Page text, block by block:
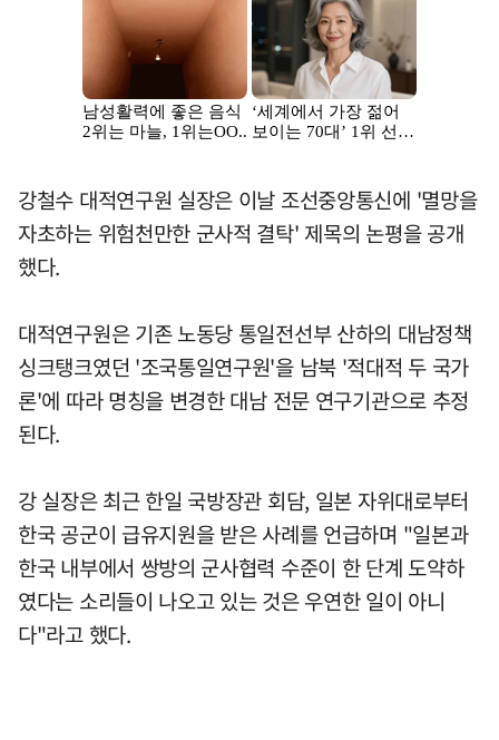
강철수 대적연구원 실장은 이날 조선중앙통신에 '멸망을
자초하는 위험천만한 군사적 결탁' 제목의 논평을 공개
했다.
대적연구원은 기존 노동당 통일전선부 산하의 대남정책
싱크탱크였던 '조국통일연구원'을 남북 '적대적 두 국가
론'에 따라 명칭을 변경한 대남 전문 연구기관으로 추정
된다.
강 실장은 최근 한일 국방장관 회담, 일본 자위대로부터
한국 공군이 급유지원을 받은 사례를 언급하며 "일본과
한국 내부에서 쌍방의 군사협력 수준이 한 단계 도약하
였다는 소리들이 나오고 있는 것은 우연한 일이 아니
다"라고 했다.